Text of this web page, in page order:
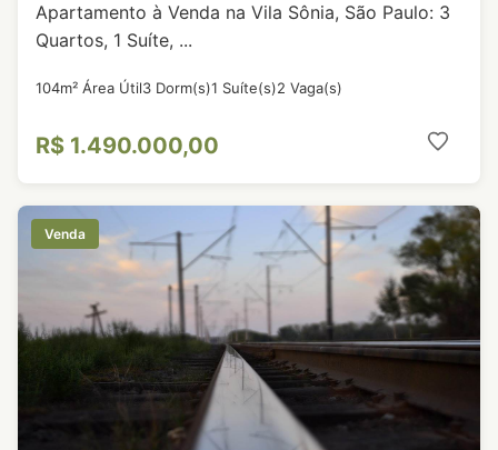
Apartamento à Venda na Vila Sônia, São Paulo: 3
Quartos, 1 Suíte, ...
104m² Área Útil3 Dorm(s)1 Suíte(s)2 Vaga(s)
R$ 1.490.000,00
Venda